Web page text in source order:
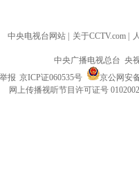
中央电视台网站 关于CCTV.com
中央广播电视总台 央
报 京ICP证060535号
京公网安
网上传播视听节目许可证号